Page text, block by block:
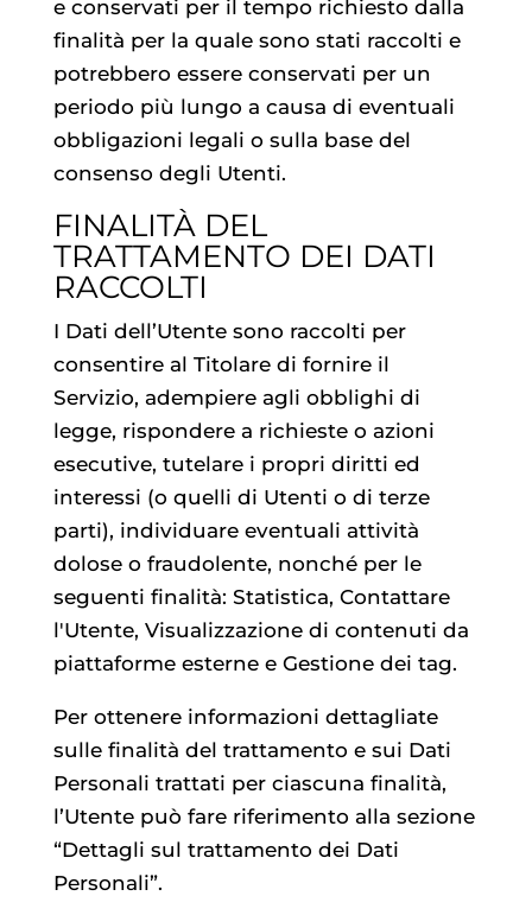
e conservati per il tempo richiesto dalla
finalità per la quale sono stati raccolti e
potrebbero essere conservati per un
periodo più lungo a causa di eventuali
obbligazioni legali o sulla base del
consenso degli Utenti.
FINALITÀ DEL
TRATTAMENTO DEI DATI
RACCOLTI
I Dati dell’Utente sono raccolti per
consentire al Titolare di fornire il
Servizio, adempiere agli obblighi di
legge, rispondere a richieste o azioni
esecutive, tutelare i propri diritti ed
interessi (o quelli di Utenti o di terze
parti), individuare eventuali attività
dolose o fraudolente, nonché per le
seguenti finalità: Statistica, Contattare
l'Utente, Visualizzazione di contenuti da
piattaforme esterne e Gestione dei tag.
Per ottenere informazioni dettagliate
sulle finalità del trattamento e sui Dati
Personali trattati per ciascuna finalità,
l’Utente può fare riferimento alla sezione
“Dettagli sul trattamento dei Dati
Personali”.